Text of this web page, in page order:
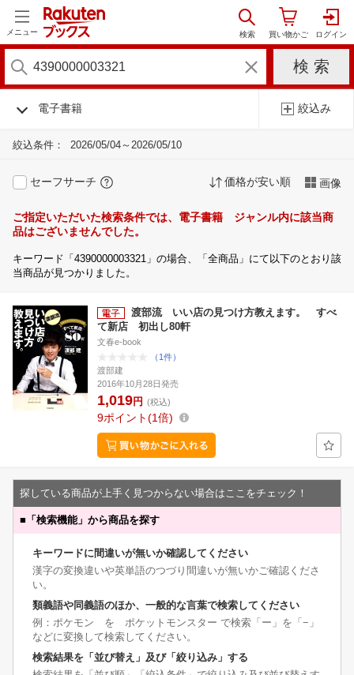
メニュー
電子書籍 絞込み
絞込条件： 2026/05/04～2026/05/10
セーフサーチ 価格が安い順 画像
ご指定いただいた検索条件では、電子書籍 ジャンル内に該当商
品はございませんでした。
キーワード「4390000003321」の場合、「全商品」にて以下のとおり該
当商品が見つかりました。
渡部流 いい店の見つけ方教えます。 すべ
て新店 初出し80軒
文春e-book
（1件）
渡部建
2016年10月28日発売
1,019円 (税込)
9ポイント 1倍
探している商品が上手く見つからない場合はここをチェック！
■ 「検索機能」から商品を探す
キーワードに間違いが無いか確認してください
漢字の変換違いや英単語のつづり間違いが無いかご確認くださ
い。
類義語や同義語のほか、一般的な言葉で検索してください
例：ポケモン を ポケットモンスター で検索「ー」を「−」
などに変換して検索してください。
検索結果を「並び替え」及び「絞り込み」する